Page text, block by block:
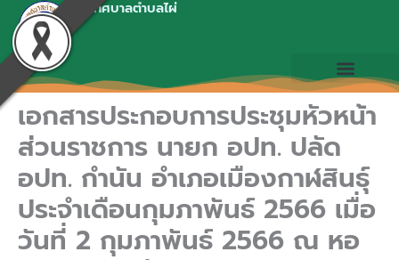
Skip
content
เทศบาลตำบลไผ่
เอกสารประกอบการประชุมหัวหน้า
ส่วนราชการ นายก อปท. ปลัด
อปท. กำนัน อำเภอเมืองกาฬสินธุ์
ประจำเดือนกุมภาพันธ์ 2566 เมื่อ
วันที่ 2 กุมภาพันธ์ 2566 ณ หอ